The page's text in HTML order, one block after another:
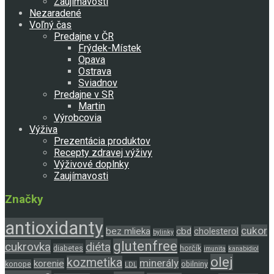
Nezaradené
Voľný čas
Predajne v ČR
Frýdek-Místek
Opava
Ostrava
Sviadnov
Predajne v SR
Martin
Výrobcovia
Výživa
Prezentácia produktov
Recepty zdravej výživy
Výživové doplnky
Zaujímavosti
Značky
antioxidanty bez mlieka bylinky cbd cholesterol cukor
cukrovka diabetes diéta glutenfree horčík imunita kanabidiol
konope korenie kozmetika LDL minerály obilniny olej